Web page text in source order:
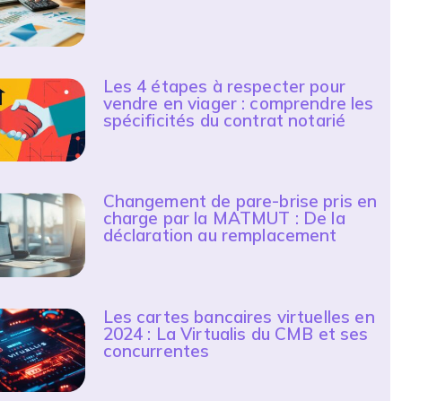
Les 4 étapes à respecter pour
vendre en viager : comprendre les
spécificités du contrat notarié
Changement de pare-brise pris en
charge par la MATMUT : De la
déclaration au remplacement
Les cartes bancaires virtuelles en
2024 : La Virtualis du CMB et ses
concurrentes